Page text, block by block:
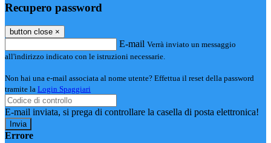
Recupero password
button close ×
E-mail Verrà inviato un messaggio
all'indirizzo indicato con le istruzioni necessarie.
Non hai una e-mail associata al nome utente? Effettua il reset della password
tramite la Login Spaggiari
E-mail inviata, si prega di controllare la casella di posta elettronica!
Errore